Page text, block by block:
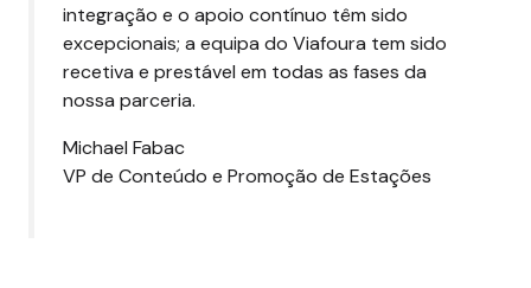
integração e o apoio contínuo têm sido
excepcionais; a equipa do Viafoura tem sido
recetiva e prestável em todas as fases da
nossa parceria.
Michael Fabac
VP de Conteúdo e Promoção de Estações